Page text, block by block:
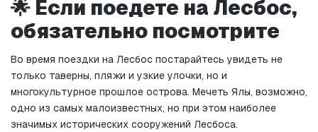
🌟 Если поедете на Лесбос,
обязательно посмотрите
Во время поездки на Лесбос постарайтесь увидеть не
только таверны, пляжи и узкие улочки, но и
многокультурное прошлое острова. Мечеть Ялы, возможно,
одно из самых малоизвестных, но при этом наиболее
значимых исторических сооружений Лесбоса.